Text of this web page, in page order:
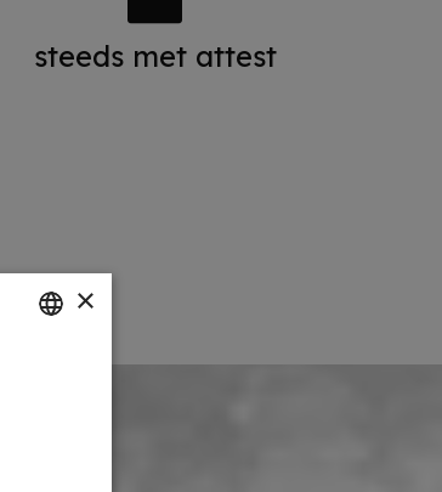
steeds met attest
×